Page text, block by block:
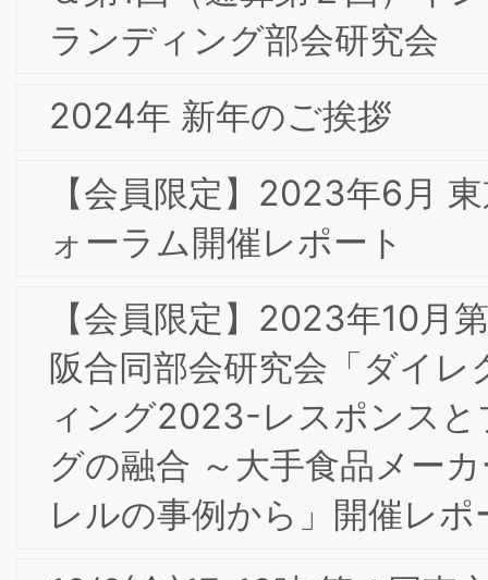
【会員限定】2022年3月 第8回東阪合同
専門部会研究会「Calbee Future Laboと
ユーザーイノベーション」カルビー株式
会社 大塚竜太 氏
2022年頭のご挨拶
【会員限定】2021年12月 第6回東阪合同
肌ラボ、ロクシタンからスマートニュ
スまで」Strategy Partners 西口一希 氏
【会員限定】2021年11月 東京第18回フ
ォーラム開催レポート
【会員限定】2021年9月 第5回東阪合同
専門部会研究会「請負=OEM vs. 直販=